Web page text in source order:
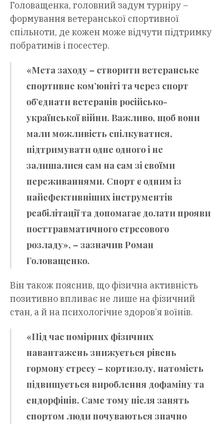
Головащенка, головний задум турніру –
формування ветеранської спортивної
спільноти, де кожен може відчути підтримку
побратимів і посестер.
«Мета заходу – створити ветеранське
спортивне ком’юніті та через спорт
об’єднати ветеранів російсько-
української війни. Важливо, щоб вони
мали можливість спілкуватися,
підтримувати одне одного і не
залишалися сам на сам зі своїми
переживаннями. Спорт є одним із
найефективніших інструментів
реабілітації та допомагає долати прояви
посттравматичного стресового
розладу», – зазначив Роман
Головащенко.
Він також пояснив, що фізична активність
позитивно впливає не лише на фізичний
стан, а й на психологічне здоров’я воїнів.
«Під час помірних фізичних
навантажень знижується рівень
гормону стресу – кортизолу, натомість
підвищується вироблення дофаміну та
ендорфінів. Саме тому після занять
спортом люди почуваються значно